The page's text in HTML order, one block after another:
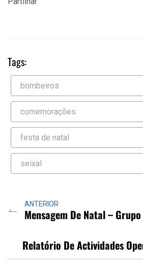
Tags:
bombeiros
comemorações
festa de natal
seixal
ANTERIOR
Mensagem De Natal – Grupo
Relatório De Actividades